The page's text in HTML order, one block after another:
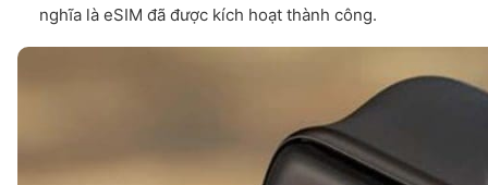
nghĩa là eSIM đã được kích hoạt thành công.